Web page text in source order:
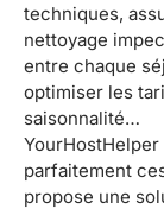
techniques,
nettoyage
entre chaque
optimiser les
saisonnalité…
parfaitement
propose une
standards hôteliers
non seulement
excellents qui
les revenus, mais permet
surtout aux
de retrouver
Fini les nuits